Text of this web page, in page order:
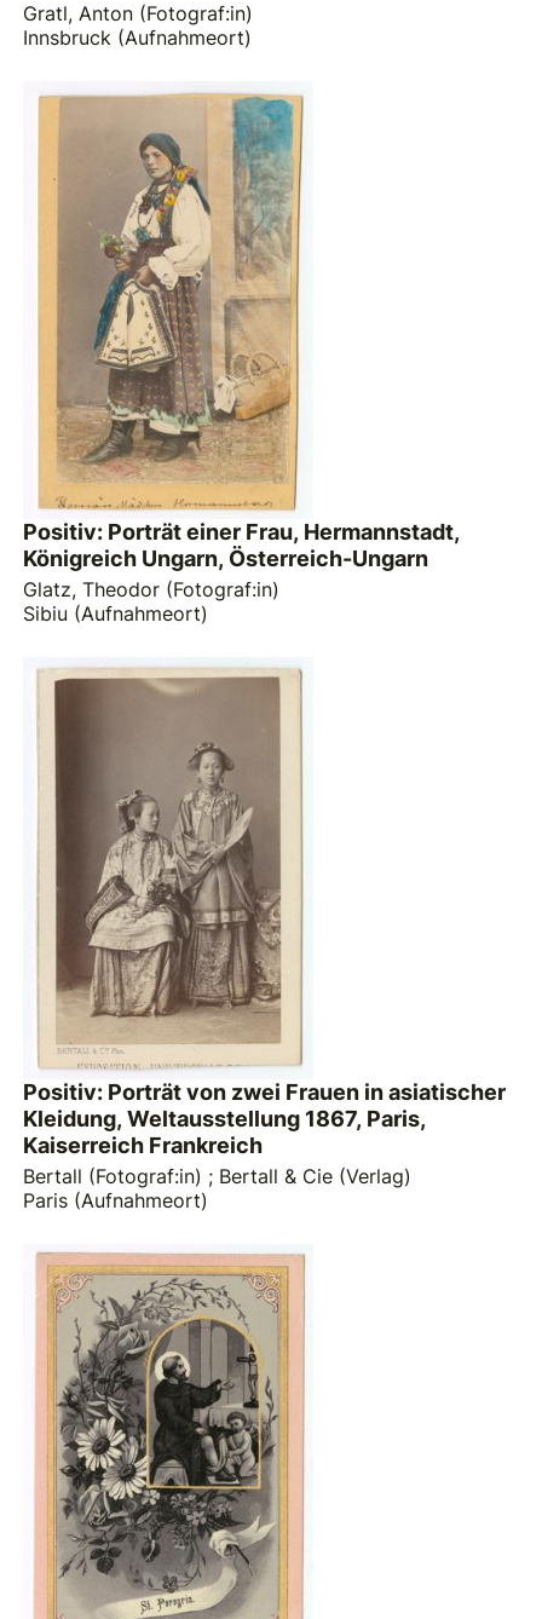
Gratl, Anton (Fotograf:in)
Innsbruck (Aufnahmeort)
Positiv: Porträt einer Frau, Hermannstadt,
Königreich Ungarn, Österreich-Ungarn
Glatz, Theodor (Fotograf:in)
Sibiu (Aufnahmeort)
Positiv: Porträt von zwei Frauen in asiatischer
Kleidung, Weltausstellung 1867, Paris,
Kaiserreich Frankreich
Bertall (Fotograf:in) ; Bertall & Cie (Verlag)
Paris (Aufnahmeort)